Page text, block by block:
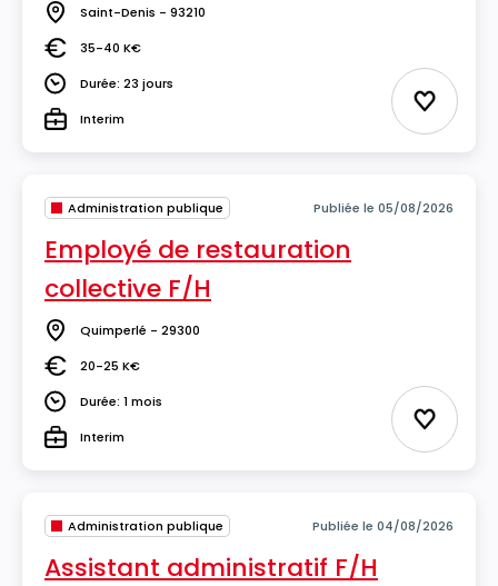
Lieu Saint-Denis - 93210
Salaire35-40 K€
DuréeDurée: 23 jours
TypeInterim Ajouter
Administration publique Publiée le 05/08/2026
Employé de restauration
collective F/H
Lieu Quimperlé - 29300
Salaire20-25 K€
DuréeDurée: 1 mois
TypeInterim Ajouter
Administration publique Publiée le 04/08/2026
Assistant administratif F/H